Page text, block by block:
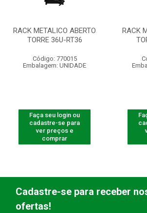
RACK METALICO ABERTO
TORRE 36U-RT36
Código: 770015
Embalagem: UNIDADE
Faça seu login ou
cadastre-se para
ver preços e
comprar
RACK
Cadastre-se para receber
ofertas!